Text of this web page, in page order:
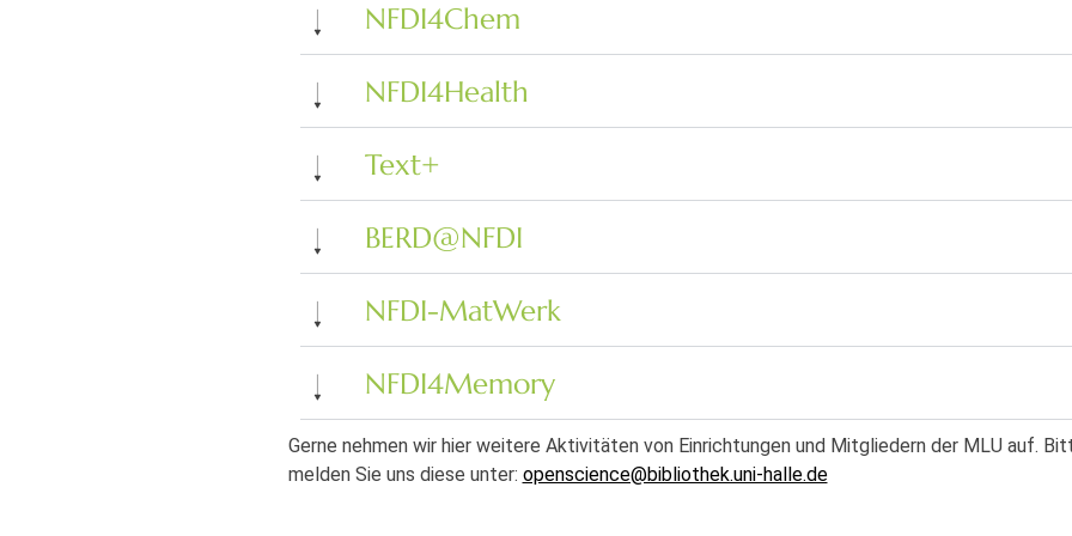
NFDI4Chem
NFDI4Health
Text+
BERD@NFDI
NFDI-MatWerk
NFDI4Memory
Gerne nehmen wir hier weitere Aktivitäten von Einrichtungen und Mitgliedern der MLU auf.
melden Sie uns diese unter: openscience@bibliothek.uni-halle.de